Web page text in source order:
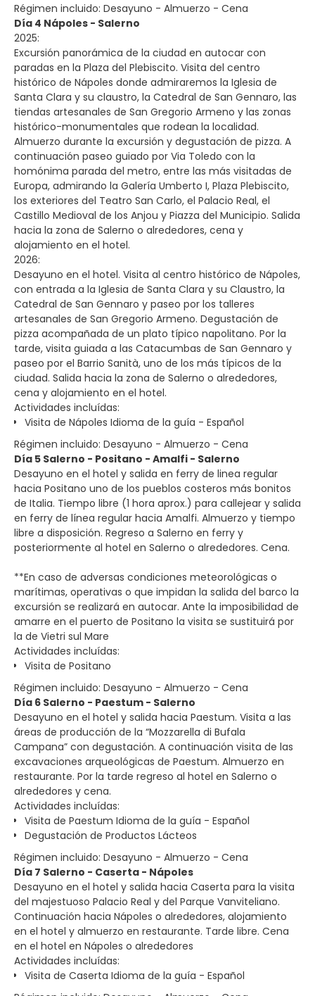
Régimen incluido: Desayuno - Almuerzo - Cena
Día 4 Nápoles - Salerno
2025:
Excursión panorámica de la ciudad en autocar con
paradas en la Plaza del Plebiscito. Visita del centro
histórico de Nápoles donde admiraremos la Iglesia de
Santa Clara y su claustro, la Catedral de San Gennaro, las
tiendas artesanales de San Gregorio Armeno y las zonas
histórico-monumentales que rodean la localidad.
Almuerzo durante la excursión y degustación de pizza. A
continuación paseo guiado por Via Toledo con la
homónima parada del metro, entre las más visitadas de
Europa, admirando la Galería Umberto I, Plaza Plebiscito,
los exteriores del Teatro San Carlo, el Palacio Real, el
Castillo Medioval de los Anjou y Piazza del Municipio. Salida
hacia la zona de Salerno o alrededores, cena y
alojamiento en el hotel.
2026:
Desayuno en el hotel. Visita al centro histórico de Nápoles,
con entrada a la Iglesia de Santa Clara y su Claustro, la
Catedral de San Gennaro y paseo por los talleres
artesanales de San Gregorio Armeno. Degustación de
pizza acompañada de un plato típico napolitano. Por la
tarde, visita guiada a las Catacumbas de San Gennaro y
paseo por el Barrio Sanità, uno de los más típicos de la
ciudad. Salida hacia la zona de Salerno o alrededores,
cena y alojamiento en el hotel.
Actividades incluídas:
Visita de Nápoles Idioma de la guía - Español
Régimen incluido: Desayuno - Almuerzo - Cena
Día 5 Salerno - Positano - Amalfi - Salerno
Desayuno en el hotel y salida en ferry de linea regular
hacia Positano uno de los pueblos costeros más bonitos
de Italia. Tiempo libre (1 hora aprox.) para callejear y salida
en ferry de línea regular hacia Amalfi. Almuerzo y tiempo
libre a disposición. Regreso a Salerno en ferry y
posteriormente al hotel en Salerno o alrededores. Cena.
**En caso de adversas condiciones meteorológicas o
marítimas, operativas o que impidan la salida del barco la
excursión se realizará en autocar. Ante la imposibilidad de
amarre en el puerto de Positano la visita se sustituirá por
la de Vietri sul Mare
Actividades incluídas:
Visita de Positano
Régimen incluido: Desayuno - Almuerzo - Cena
Día 6 Salerno - Paestum - Salerno
Desayuno en el hotel y salida hacia Paestum. Visita a las
áreas de producción de la “Mozzarella di Bufala
Campana” con degustación. A continuación visita de las
excavaciones arqueológicas de Paestum. Almuerzo en
restaurante. Por la tarde regreso al hotel en Salerno o
alrededores y cena.
Actividades incluídas:
Visita de Paestum Idioma de la guía - Español
Degustación de Productos Lácteos
Régimen incluido: Desayuno - Almuerzo - Cena
Día 7 Salerno - Caserta - Nápoles
Desayuno en el hotel y salida hacia Caserta para la visita
del majestuoso Palacio Real y del Parque Vanviteliano.
Continuación hacia Nápoles o alrededores, alojamiento
en el hotel y almuerzo en restaurante. Tarde libre. Cena
en el hotel en Nápoles o alrededores
Actividades incluídas:
Visita de Caserta Idioma de la guía - Español